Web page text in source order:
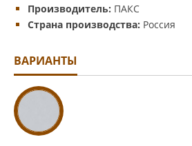
Производитель: ПАКС
Страна производства: Россия
ВАРИАНТЫ